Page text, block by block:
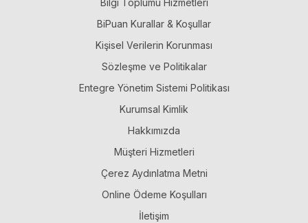
sanatsal özgürlükle harmanladı. 2007 yılında Rock and
Roll Hall of Fame’e dahil edildi. Müzik kariyerinin yanı
Just Kids (2010), National Book Award kazanarak
edebiyat dünyasında da güçlü bir yer edinmesini
hem kültürel anlamda etkisini korumuş; alternatif rock
ve punk sahnesinin ilham kaynaklarından biri olmaya
Bilgi Toplumu Hizmetleri
BiPuan Kurallar & Koşullar
Kişisel Verilerin Korunması
Sözleşme ve Politikalar
Entegre Yönetim Sistemi Politikası
Kurumsal Kimlik
Hakkımızda
Müşteri Hizmetleri
Çerez Aydınlatma Metni
Online Ödeme Koşulları
İletişim